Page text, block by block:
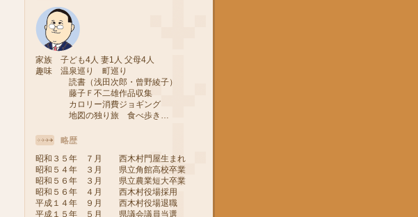
家族 子ども4人 妻1人 父母4人
趣味 温泉巡り 町巡り
読書（浅田次郎・曾野綾子）
藤子Ｆ不二雄作品収集
カロリー消費ジョギング
地図の独り旅 食べ歩き…
略歴
昭和３５年 ７月 西木村門屋生まれ
昭和５４年 ３月 県立角館高校卒業
昭和５６年 ３月 県立農業短大卒業
昭和５６年 ４月 西木村役場採用
平成１４年 ９月 西木村役場退職
平成１５年 ５月 県議会議員当選